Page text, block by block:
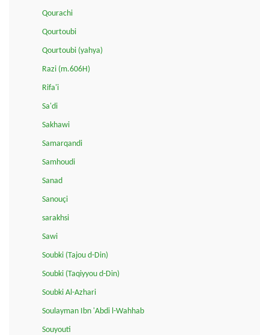
Qourachi
Qourtoubi
Qourtoubi (yahya)
Razi (m.606H)
Rifa'i
Sa'di
Sakhawi
Samarqandi
Samhoudi
Sanad
Sanouçi
sarakhsi
Sawi
Soubki (Tajou d-Din)
Soubki (Taqiyyou d-Din)
Soubki Al-Azhari
Soulayman Ibn 'Abdi l-Wahhab
Souyouti